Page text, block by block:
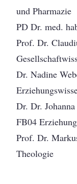
und Pharmazie
PD Dr. med.
Prof. Dr.
Dr. Nadine
Dr. Dr.
FB04
Prof. Dr.
Theologie